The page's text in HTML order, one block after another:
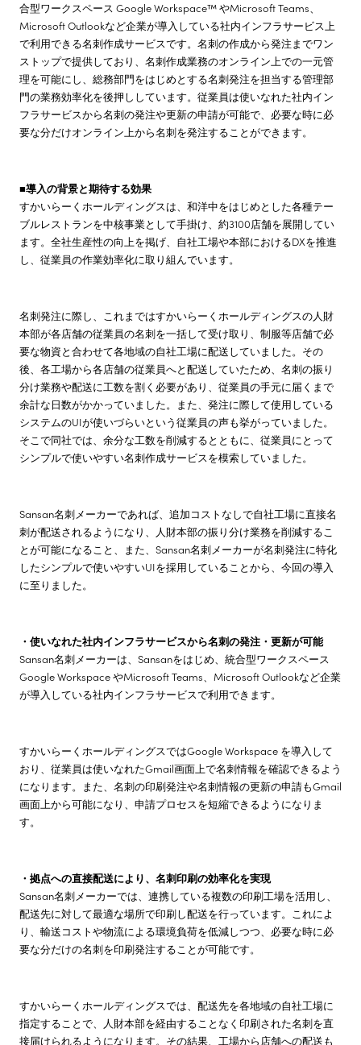
合型ワークスペース Google Workspace™ やMicrosoft Teams、
Microsoft Outlookなど企業が導入している社内インフラサービス上
で利用できる名刺作成サービスです。名刺の作成から発注までワン
ストップで提供しており、名刺作成業務のオンライン上での一元管
理を可能にし、総務部門をはじめとする名刺発注を担当する管理部
門の業務効率化を後押ししています。従業員は使いなれた社内イン
フラサービスから名刺の発注や更新の申請が可能で、必要な時に必
要な分だけオンライン上から名刺を発注することができます。
■導入の背景と期待する効果
すかいらーくホールディングスは、和洋中をはじめとした各種テー
ブルレストランを中核事業として手掛け、約3100店舗を展開してい
ます。全社生産性の向上を掲げ、自社工場や本部におけるDXを推進
し、従業員の作業効率化に取り組んでいます。
名刺発注に際し、これまではすかいらーくホールディングスの人財
本部が各店舗の従業員の名刺を一括して受け取り、制服等店舗で必
要な物資と合わせて各地域の自社工場に配送していました。その
後、各工場から各店舗の従業員へと配送していたため、名刺の振り
分け業務や配送に工数を割く必要があり、従業員の手元に届くまで
余計な日数がかかっていました。また、発注に際して使用している
システムのUIが使いづらいという従業員の声も挙がっていました。
そこで同社では、余分な工数を削減するとともに、従業員にとって
シンプルで使いやすい名刺作成サービスを模索していました。
Sansan名刺メーカーであれば、追加コストなしで自社工場に直接名
刺が配送されるようになり、人財本部の振り分け業務を削減するこ
とが可能になること、また、Sansan名刺メーカーが名刺発注に特化
したシンプルで使いやすいUIを採用していることから、今回の導入
に至りました。
・使いなれた社内インフラサービスから名刺の発注・更新が可能
Sansan名刺メーカーは、Sansanをはじめ、統合型ワークスペース
Google Workspace やMicrosoft Teams、Microsoft Outlookなど企業
が導入している社内インフラサービスで利用できます。
すかいらーくホールディングスではGoogle Workspace を導入して
おり、従業員は使いなれたGmail画面上で名刺情報を確認できるよう
になります。また、名刺の印刷発注や名刺情報の更新の申請もGmail
画面上から可能になり、申請プロセスを短縮できるようになりま
す。
・拠点への直接配送により、名刺印刷の効率化を実現
Sansan名刺メーカーでは、連携している複数の印刷工場を活用し、
配送先に対して最適な場所で印刷し配送を行っています。これによ
り、輸送コストや物流による環境負荷を低減しつつ、必要な時に必
要な分だけの名刺を印刷発注することが可能です。
すかいらーくホールディングスでは、配送先を各地域の自社工場に
指定することで、人財本部を経由することなく印刷された名刺を直
接届けられるようになります。その結果、工場から店舗への配送も